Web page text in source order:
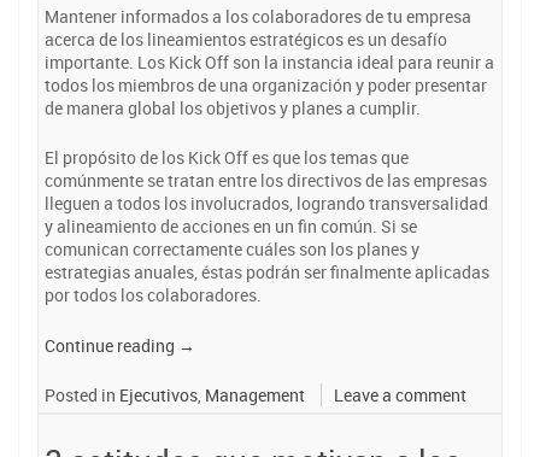
Mantener informados a los colaboradores de tu empresa
acerca de los lineamientos estratégicos es un desafío
importante. Los Kick Off son la instancia ideal para reunir a
todos los miembros de una organización y poder presentar
de manera global los objetivos y planes a cumplir.
El propósito de los Kick Off es que los temas que
comúnmente se tratan entre los directivos de las empresas
lleguen a todos los involucrados, logrando transversalidad
y alineamiento de acciones en un fin común. Si se
comunican correctamente cuáles son los planes y
estrategias anuales, éstas podrán ser finalmente aplicadas
por todos los colaboradores.
Continue reading “Reuniones
Off:
→
Posted in Ejecutivos, Management Leave a comment